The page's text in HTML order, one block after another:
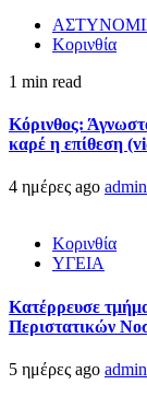
Κορινθία
1 min read
Κόρινθος:
καρέ η επίθεση
4 ημέρες ago admin
Κορινθία
ΥΓΕΙΑ
Kατέρρευσε
Περιστατικών
5 ημέρες ago admin